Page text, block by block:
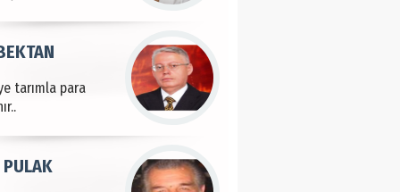
tarımla para
PULAK